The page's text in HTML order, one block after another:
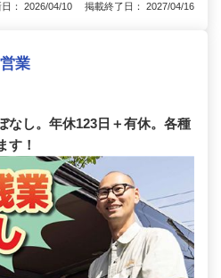
日： 2026/04/10 掲載終了日： 2027/04/16
業
なし。年休123日＋有休。各種
す！